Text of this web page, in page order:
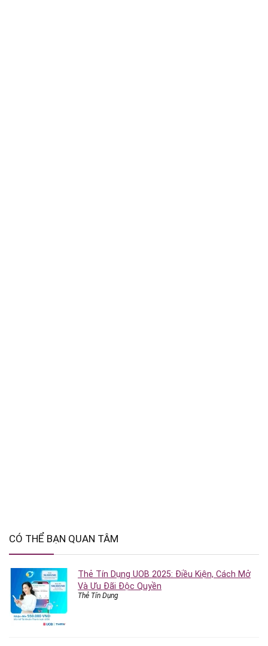
CÓ THỂ BẠN QUAN TÂM
Thẻ Tín Dụng UOB 2025: Điều Kiện, Cách Mở
Và Ưu Đãi Độc Quyền
Thẻ Tín Dụng